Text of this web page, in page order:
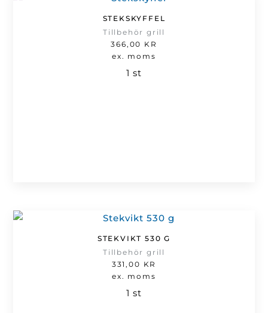
STEKSKYFFEL
Tillbehör grill
366,00 KR
ex. moms
1 st
STEKVIKT 530 G
Tillbehör grill
331,00 KR
ex. moms
1 st